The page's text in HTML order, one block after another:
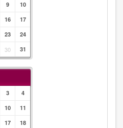
9
10
16
17
23
24
30 31
3
4
10
11
17
18